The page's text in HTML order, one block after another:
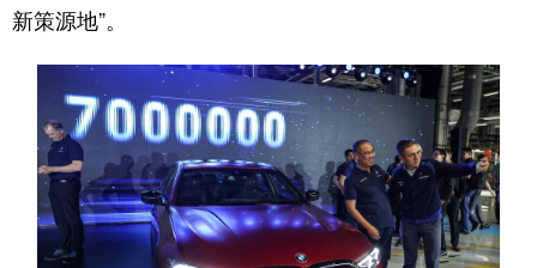
Русский язык
Deutsch Português
新策源地”。